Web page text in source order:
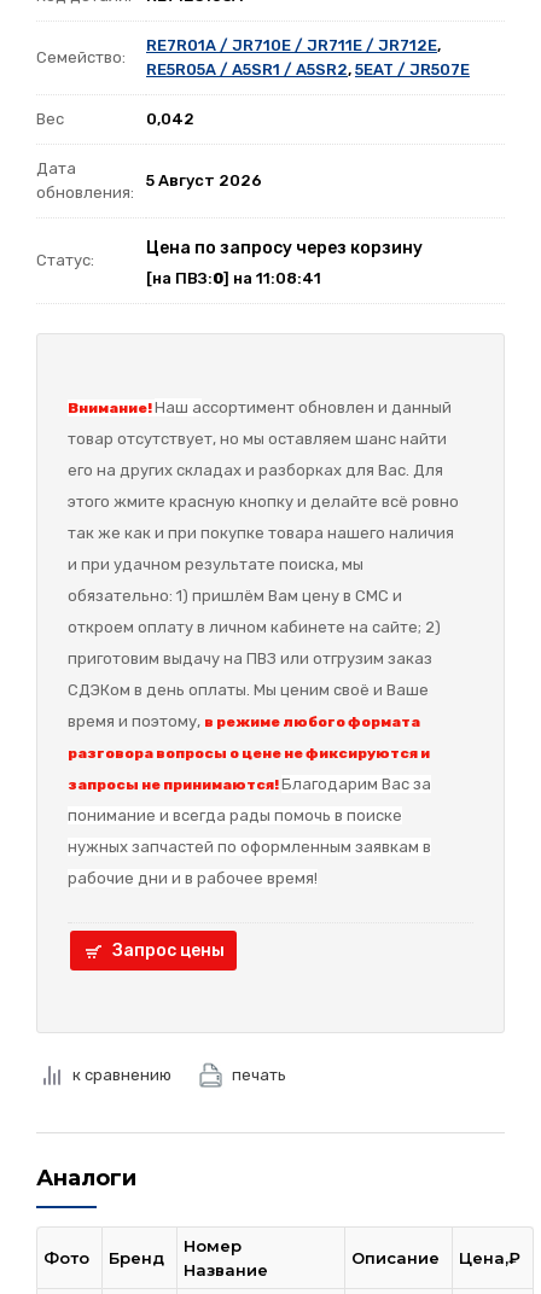
Семейство:
RE7R01A / JR710E / JR711E / JR712E,
RE5R05A / A5SR1 / A5SR2, 5EAT / JR507E
Вес 0,042
Дата
обновления:
5 Август 2026
Статус:
Цена по запросу через корзину
[на ПВЗ:0] на 11:08:41
Внимание!Наш ассортимент обновлен и данный
товар отсутствует, но мы оставляем шанс найти
его на других складах и разборках для Вас. Для
этого жмите красную кнопку и делайте всё ровно
так же как и при покупке товара нашего наличия
и при удачном результате поиска, мы
обязательно: 1) пришлём Вам цену в СМС и
откроем оплату в личном кабинете на сайте; 2)
приготовим выдачу на ПВЗ или отгрузим заказ
СДЭКом в день оплаты. Мы ценим своё и Ваше
время и поэтому, в режиме любого формата
разговора вопросы о цене не фиксируются и
запросы не принимаются!Благодарим Вас за
понимание и всегда рады помочь в поиске
нужных запчастей по оформленным заявкам в
рабочие дни и в рабочее время!
Запрос цены
к сравнению печать
Аналоги
Фото Бренд
Номер
Название
Описание Цена,₽